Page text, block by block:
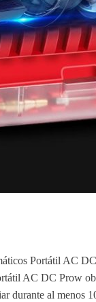
Portátil AC
AC DC Prow
durante al